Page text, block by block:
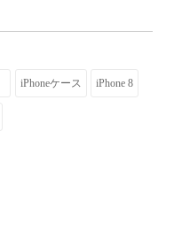
iPhoneケース iPhone 8